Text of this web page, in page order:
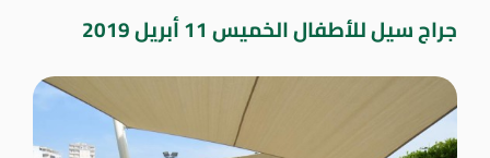
جراج سيل للأطفال الخميس 11 أبريل 2019